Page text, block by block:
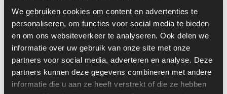
We gebruiken cookies om content en advertenties te
personaliseren, om functies voor social media te bieden
en om ons websiteverkeer te analyseren. Ook delen we
informatie over uw gebruik van onze site met onze
partners voor social media, adverteren en analyse. Deze
partners kunnen deze gegevens combineren met andere
informatie die u aan ze heeft verstrekt of die ze hebben
Prijs op aanvraag